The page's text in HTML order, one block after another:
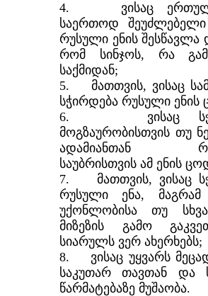
4. ვისაც
საერთოდ შეუძლებელი
რუსული ენის შესწავლა
რომ სინჯოს, რა
საქმიდან;
5. მათთვის, ვისაც
სჭირდება რუსული ენის
6. ვისაც
მოგზაურობისთვის თუ
ადამიანთან
საუბრისთვის ამ ენის
7. მათთვის, ვისაც
რუსული ენა,
უქონლობისა თუ
მიზეზის გამო
სიარულს ვერ ახერხებს;
8. ვისაც უყვარს
საკუთარ თავთან და
წარმატებაზე მუშაობა.